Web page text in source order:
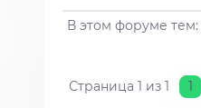
В этом форуме тем:
Страница 1 из 1 1